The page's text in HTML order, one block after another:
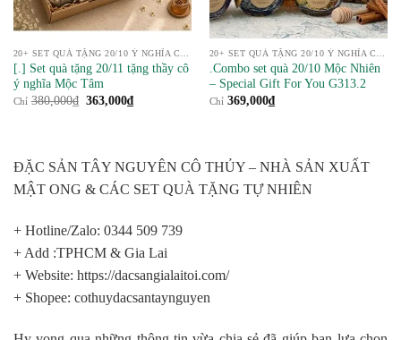
[.] Set quà tặng 20/11 tặng thầy cô
ý nghĩa Mộc Tâm
Chỉ 380,000₫ Giá
363,000₫Giá
.Combo set quà 20/10 Mộc Nhiên
– Special Gift For You G313.2
Chỉ 369,000₫
ĐẶC SẢN TÂY NGUYÊN CÔ THỦY – NHÀ SẢN XUẤT
MẬT ONG & CÁC SET QUÀ TẶNG TỰ NHIÊN
+ Hotline/Zalo: 0344 509 739
+ Add :TPHCM & Gia Lai
+ Website: https://dacsangialaitoi.com/
+ Shopee: cothuydacsantaynguyen